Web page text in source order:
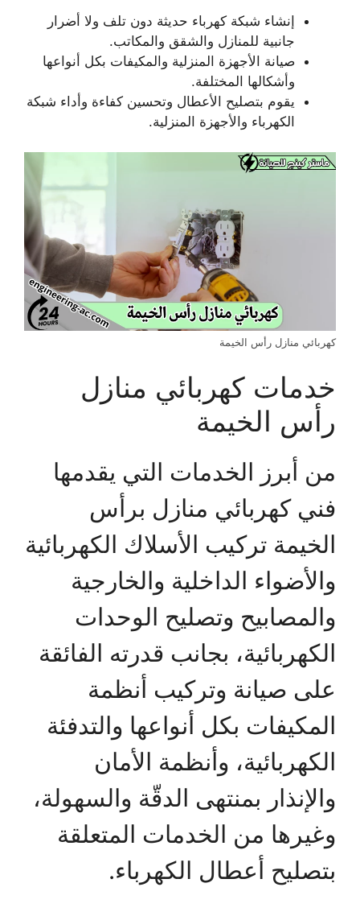
إنشاء شبكة كهرباء حديثة دون تلف ولا أضرار
جانبية للمنازل والشقق والمكاتب.
صيانة الأجهزة المنزلية والمكيفات بكل أنواعها
وأشكالها المختلفة.
يقوم بتصليح الأعطال وتحسين كفاءة وأداء شبكة
الكهرباء والأجهزة المنزلية.
كهربائي منازل رأس الخيمة
خدمات كهربائي منازل
رأس الخيمة
من أبرز الخدمات التي يقدمها
فني كهربائي منازل برأس
الخيمة تركيب الأسلاك الكهربائية
والأضواء الداخلية والخارجية
والمصابيح وتصليح الوحدات
الكهربائية، بجانب قدرته الفائقة
على صيانة وتركيب أنظمة
المكيفات بكل أنواعها والتدفئة
الكهربائية، وأنظمة الأمان
والإنذار بمنتهى الدقّة والسهولة،
وغيرها من الخدمات المتعلقة
بتصليح أعطال الكهرباء.